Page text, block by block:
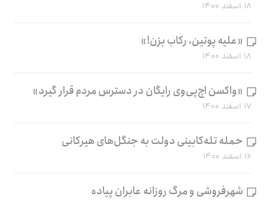
۱۸ اسفند ۱۴۰۰
«علیه پوتین، رکاب بزن!»
۱۸ اسفند ۱۴۰۰
«واکسن اچ‌پی‌وی رایگان در دسترس مردم قرار گیرد»
۱۷ اسفند ۱۴۰۰
حمله تله‌کابینی دولت به جنگل‌های هیرکانی
۱۶ اسفند ۱۴۰۰
شهرفروشی و مرگ روزانه عابران پیاده